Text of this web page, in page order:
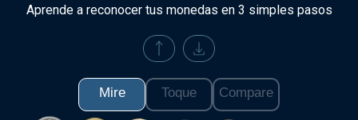
Aprende a reconocer tus monedas en 3 simples pasos
Mire Toque Compare